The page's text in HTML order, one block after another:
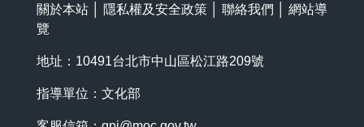
關於本站 隱私權及安全政策 聯絡我們
網站導
覽
地址：10491台北市中山區松江路209號
指導單位：文化部